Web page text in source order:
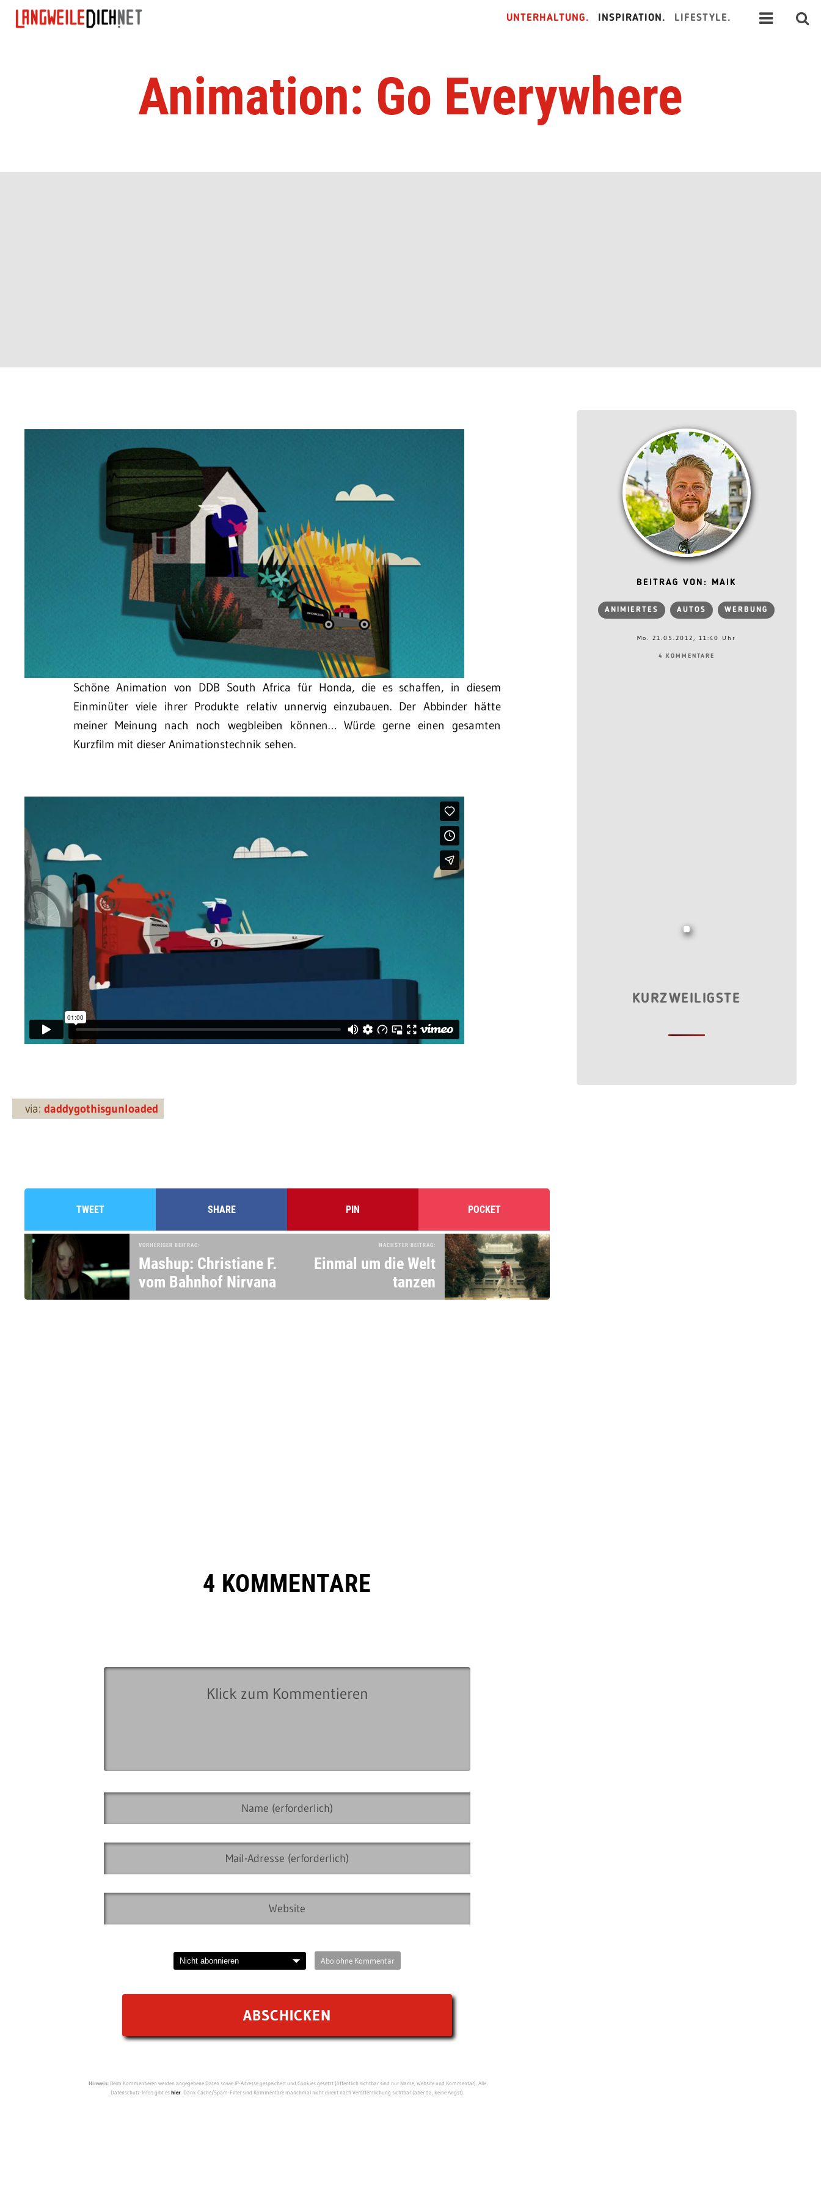
UNTERHALTUNG. INSPIRATION. LIFESTYLE.
Animation: Go Everywhere
Schöne Animation von DDB South Africa für Honda, die es schaffen, in diesem
Einminüter viele ihrer Produkte relativ unnervig einzubauen. Der Abbinder hätte
meiner Meinung nach noch wegbleiben können… Würde gerne einen gesamten
Kurzfilm mit dieser Animationstechnik sehen.
via:daddygothisgunloaded
TWEET SHARE PIN POCKET
VORHERIGER BEITRAG:
Mashup: Christiane F.
vom Bahnhof Nirvana
NÄCHSTER BEITRAG:
Einmal um die Welt
tanzen
4 KOMMENTARE
Abo ohne Kommentar
Hinweis:Beim Kommentieren werden angegebene Daten sowie IP-Adresse gespeichert und Cookies gesetzt (öffentlich sichtbar sind nur Name, Website und Kommentar). Alle
Datenschutz-Infos gibt eshier. Dank Cache/Spam-Filter sind Kommentare manchmal nicht direkt nach Veröffentlichung sichtbar (aber da, keine Angst).
BEITRAG VON: MAIK
ANIMIERTES AUTOS WERBUNG
Mo. 21.05.2012, 11:40 Uhr
4 KOMMENTARE
KURZWEILIGSTE